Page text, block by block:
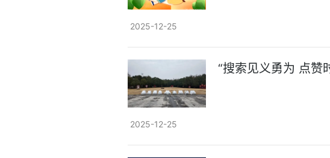
2025-12-25
“搜索见义勇为 点赞
2025-12-25